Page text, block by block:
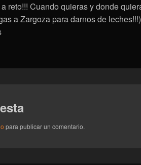
reto!!! Cuando quieras y donde
a Zargoza para darnos de leches!!!)
para publicar un comentario.